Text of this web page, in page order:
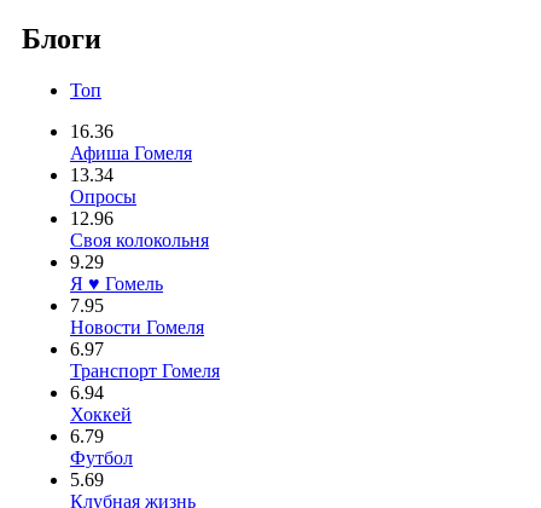
Блоги
Топ
16.36
Афиша Гомеля
13.34
Опросы
12.96
Своя колокольня
9.29
Я ♥ Гомель
7.95
Новости Гомеля
6.97
Транспорт Гомеля
6.94
Хоккей
6.79
Футбол
5.69
Клубная жизнь